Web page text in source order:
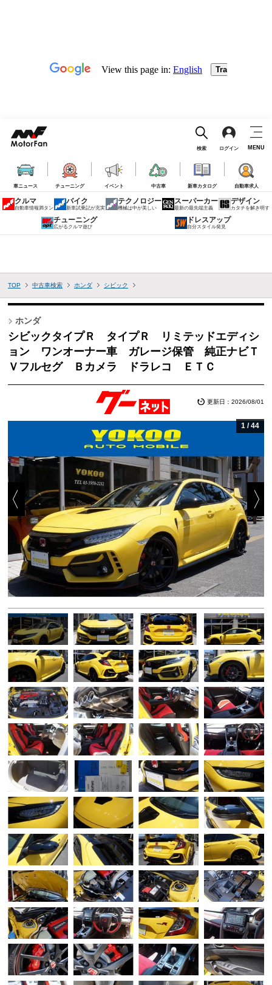
車ニュース チューニング イベント 中古車 新車カタログ 自動車求人
検索 ログイン MENU
クルマ
自動車情報満タン
バイク
新車試乗記が充実
テクノロジー
機械は中が美しい
スーパーカー
最新の最先端主義
デザイン
カタチを解き明す
チューニング
広がるクルマ遊び
ドレスアップ
自分スタイル発見
TOP 中古車検索 ホンダ シビック
ホンダ
シビックタイプＲ タイプＲ リミテッドエディシ
ョン ワンオーナー車 ガレージ保管 純正ナビＴ
Ｖフルセグ Ｂカメラ ドラレコ ＥＴＣ
更新日：2026/08/01
1 /44